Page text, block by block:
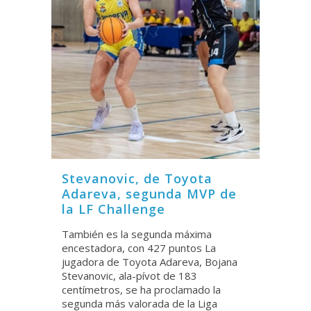
Stevanovic, de Toyota
Adareva, segunda MVP de
la LF Challenge
También es la segunda máxima
encestadora, con 427 puntos La
jugadora de Toyota Adareva, Bojana
Stevanovic, ala-pívot de 183
centímetros, se ha proclamado la
segunda más valorada de la Liga